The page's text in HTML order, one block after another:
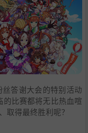
答谢大会的特别活动
比赛都将无比热血喧
取得最终胜利呢？